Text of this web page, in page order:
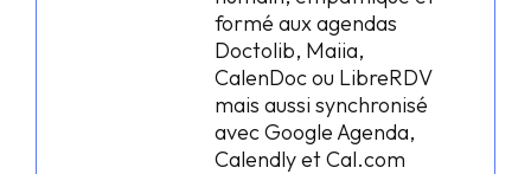
formé aux agendas
Doctolib, Maiia,
CalenDoc ou LibreRDV
mais aussi synchronisé
avec Google Agenda,
Calendly et Cal.com